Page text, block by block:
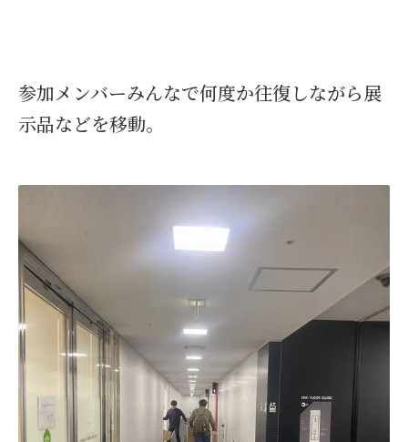
参加メンバーみんなで何度か往復しながら展
示品などを移動。